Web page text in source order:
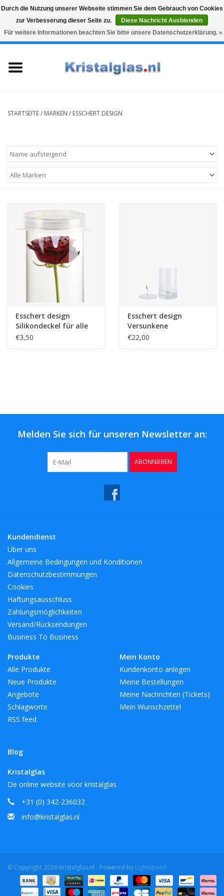
Snelle levering
Graveren
0 Artikel - €0,00
Vasen
Kaffee & Tee
Bar & Wein
STARTSEITE/ MARKEN / ESSCHERT DESIGN
Esschert design
Silikondeckel für alle
versenkten
€3,50
Esschert design
Versunkene
Blumenvase
€22,00
Melden Sie sich für unseren Newsletter an:
ABONNIEREN
Kundendienst
Über uns
Allgemeine Bedingungen und Konditionen
Datenschutzbestimmungen
Cookies
Haftungsausschluss
Zahlungsmöglichkeiten
Versand/Rücksendungen
Business To Business
Produkte
Alle Produkte
Neue Produkte
Angebote
Schlagworte
RSS feed
Blog
Mein Konto
Kundenkonto anlegen
Meine Bestellungen
Meine Nachrichten (Tickets)
Mein Wunschzettel
Kristalglas
De online website voor kristalglas
+31 (0) 342-236032
info@kristalglas.nl
© Copyright 2026 Kristalglas.nl - Powered by Lightspeed
Durch die Nutzung unserer Webseite stimmen Sie dem Gebrauch von Cookies
zur Verbesserung dieser Seite zu.
Diese Nachricht Ausblenden
Für weitere Informationen beachten Sie bitte unsere Datenschutzerklärung. »